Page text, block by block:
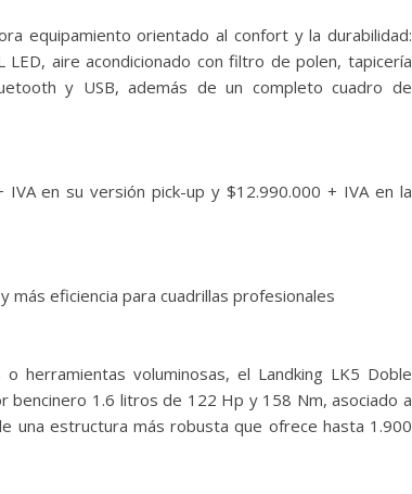
equipamiento orientado al confort y la durabilidad:
aire acondicionado con filtro de polen, tapicería
y USB, además de un completo cuadro de
en su versión pick-up y $12.990.000 + IVA en la
más eficiencia para cuadrillas profesionales
herramientas voluminosas, el Landking LK5 Doble
bencinero 1.6 litros de 122 Hp y 158 Nm, asociado a
una estructura más robusta que ofrece hasta 1.900